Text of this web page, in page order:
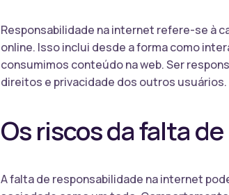
Responsabilidade na internet refere-se à
online. Isso inclui desde a forma como
consumimos conteúdo na web. Ser
direitos e privacidade dos outros usuários.
Os riscos da falta
A falta de responsabilidade na internet